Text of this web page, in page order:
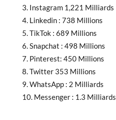
Instagram 1,221 Milliards
Linkedin : 738 Millions
TikTok : 689 Millions
Snapchat : 498 Millions
Pinterest: 450 Millions
Twitter 353 Millions
WhatsApp : 2 Milliards
Messenger : 1.3 Milliards